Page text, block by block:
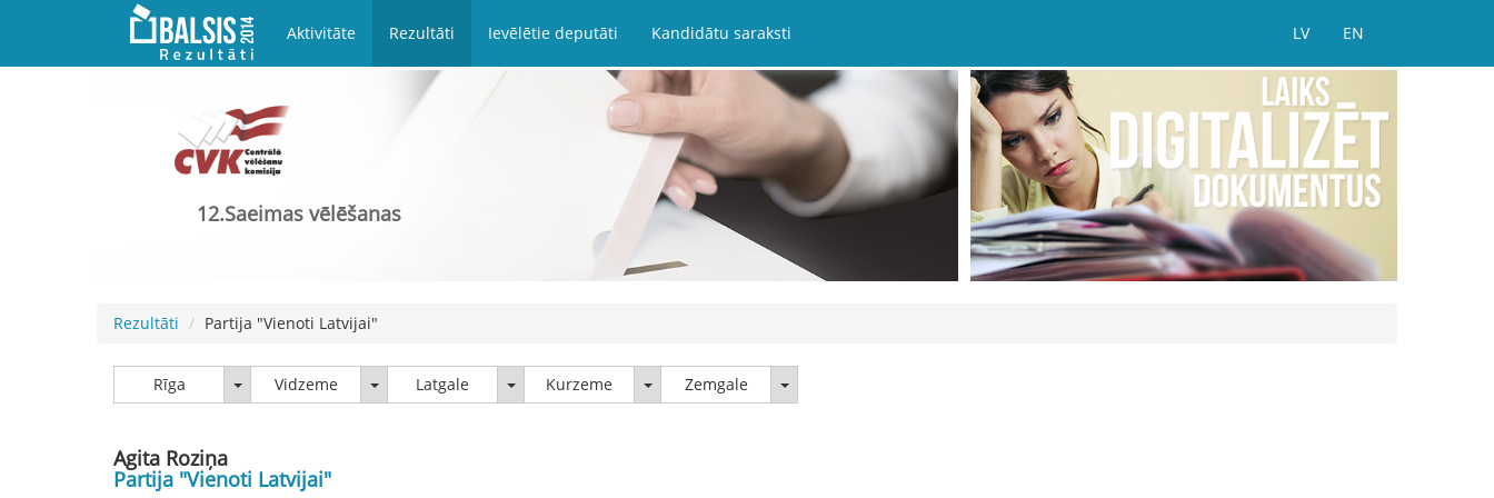
Aktivitāte Rezultāti Ievēlētie deputāti Kandidātu saraksti LV EN
12.Saeimas vēlēšanas
Rezultāti Partija "Vienoti Latvijai"
Rīga Rīga Vidzeme VidzemeLatgale LatgaleKurzeme KurzemeZemgale Zemgale
Agita Roziņa
Partija "Vienoti Latvijai"